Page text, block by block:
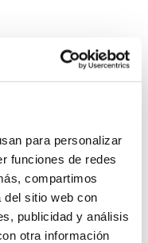
para personalizar
funciones de redes
compartimos
del sitio web con
publicidad y análisis
otra información
incluido)